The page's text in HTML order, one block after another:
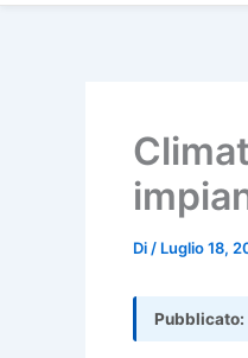
Di / Luglio 18,
Pubblicato: